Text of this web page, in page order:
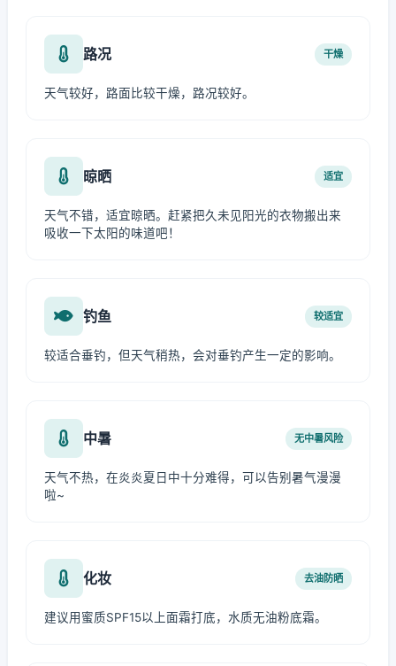
路况 干燥
天气较好，路面比较干燥，路况较好。
晾晒 适宜
天气不错，适宜晾晒。赶紧把久未见阳光的衣物搬出来
吸收一下太阳的味道吧！
钓鱼 较适宜
较适合垂钓，但天气稍热，会对垂钓产生一定的影响。
中暑 无中暑风险
天气不热，在炎炎夏日中十分难得，可以告别暑气漫漫
啦~
化妆 去油防晒
建议用蜜质SPF15以上面霜打底，水质无油粉底霜。